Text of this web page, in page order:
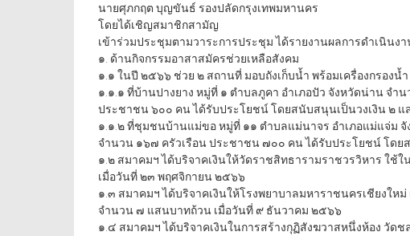
นายศุภกฤต บุญขันธ์ รองปลัดกรุงเทพมหานคร
โดยได้เชิญสมาชิกสามัญ
เข้าร่วมประชุมตามวาระการประชุม ได้รายงานผลการดำเนิน
๑. ด้านกิจกรรมอาสาสมัครช่วยเหลือสังคม
๑.๑ ในปี ๒๕๖๖ ช่วย ๒ สถานที่ มอบถังเก็บน้ำ พร้อมเครื่องกรองน้
๑.๑.๑ ที่บ้านปางยาง หมู่ที่ ๑ ตำบลภูคา อำเภอปัว จังหวัดน่าน จำ
ประชาชน ๖๐๐ คน ได้รับประโยชน์ โดยสนับสนุนเป็นวงเงิน ๒ แ
๑.๑.๒ ที่ชุมชนบ้านแม่ขอ หมู่ที่ ๑๑ ตำบลแม่นาจร อำเภอแม่แจ่ม จั
จำนวน ๑๖๗ ครัวเรือน ประชาชน ๗๐๐ คน ได้รับประโยชน์ โดย
๑.๒ สมาคมฯ ได้บริจาคเงินให้วัดราชสิทธารามราชวรวิหาร ใช้
เมื่อวันที่ ๒๓ พฤศจิกายน ๒๕๖๖
๑.๓ สมาคมฯ ได้บริจาคเงินให้โรงพยาบาลมหาราชนครเชียงให
จำนวน ๗ แสนบาทถ้วน เมื่อวันที่ ๙ ธันวาคม ๒๕๖๖
๑.๔ สมาคมฯ ได้บริจาคเงินในการสร้างกุฏิสังฆวาสหนึ่งห้อง วัด